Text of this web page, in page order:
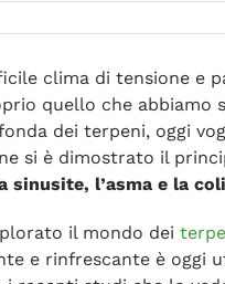
clima di tensione e
quello che abbiamo
dei terpeni, oggi
si è dimostrato il
sinusite, l’asma e la
il mondo dei
e rinfrescante è oggi